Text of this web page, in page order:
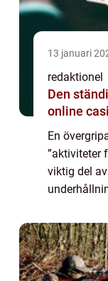
13 januari
redaktionel
Den
online
En
”aktiviteter
viktig del
sina